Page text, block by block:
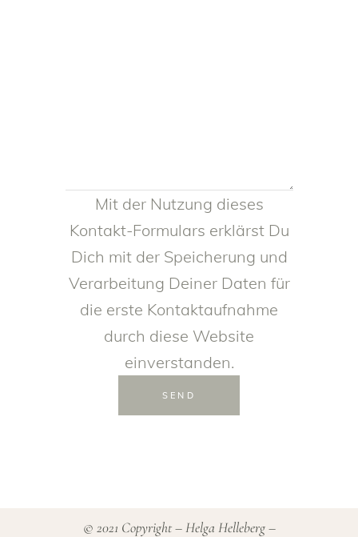
Mit der Nutzung dieses
Kontakt-Formulars erklärst Du
Dich mit der Speicherung und
Verarbeitung Deiner Daten für
die erste Kontaktaufnahme
durch diese Website
einverstanden.
SEND
© 2021 Copyright – Helga Helleberg –